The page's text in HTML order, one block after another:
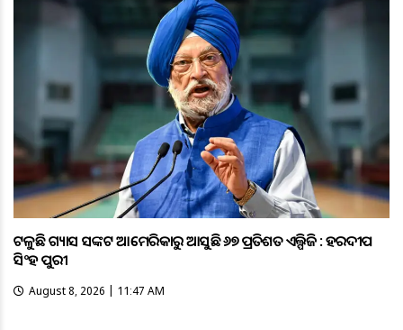
ଟଳୁଛି ଗ୍ୟାସ ସଙ୍କଟ ଆମେରିକାରୁ ଆସୁଛି ୬୭ ପ୍ରତିଶତ ଏଲ୍ପିଜି : ହରଦୀପ
ସିଂହ ପୁରୀ
August 8, 2026 | 11:47 AM